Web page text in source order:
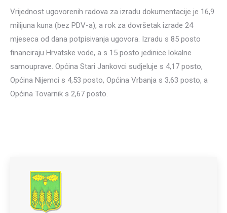
Vrijednost ugovorenih radova za izradu dokumentacije je 16,9
milijuna kuna (bez PDV-a), a rok za dovršetak izrade 24
mjeseca od dana potpisivanja ugovora. Izradu s 85 posto
financiraju Hrvatske vode, a s 15 posto jedinice lokalne
samouprave. Općina Stari Jankovci sudjeluje s 4,17 posto,
Općina Nijemci s 4,53 posto, Općina Vrbanja s 3,63 posto, a
Općina Tovarnik s 2,67 posto.